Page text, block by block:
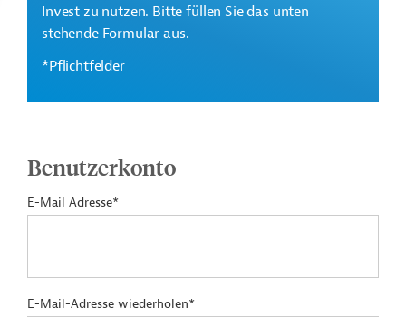
Invest zu nutzen. Bitte füllen Sie das unten
stehende Formular aus.
*Pflichtfelder
Benutzerkonto
E-Mail Adresse*
E-Mail-Adresse wiederholen*